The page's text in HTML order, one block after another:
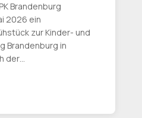
Brandenburg
2026 ein
zur Kinder- und
Brandenburg in
der…